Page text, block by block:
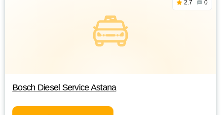
2.7 0
Bosch Diesel Service Astana